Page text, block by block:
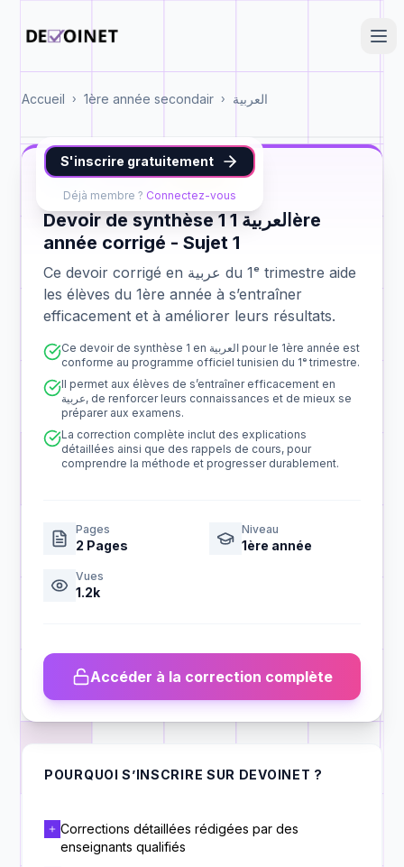
Accueil › 1ère année secondair › العربية
S'inscrire gratuitement
Déjà membre ? Connectez-vous
عربية 1ère année synthèse 1
Devoir de synthèse 1 العربية 1ère
année corrigé - Sujet 1
Ce devoir corrigé en عربية du 1ᵉ trimestre aide
les élèves du 1ère année à s’entraîner
efficacement et à améliorer leurs résultats.
Ce devoir de synthèse 1 en العربية pour le 1ère année est
conforme au programme officiel tunisien du 1ᵉ trimestre.
Il permet aux élèves de s’entraîner efficacement en
عربية, de renforcer leurs connaissances et de mieux se
préparer aux examens.
La correction complète inclut des explications
détaillées ainsi que des rappels de cours, pour
comprendre la méthode et progresser durablement.
Pages
2 Pages
Niveau
1ère année
Vues
1.2k
Accéder à la correction complète
POURQUOI S’INSCRIRE SUR DEVOINET ?
Corrections détaillées rédigées par des
enseignants qualifiés